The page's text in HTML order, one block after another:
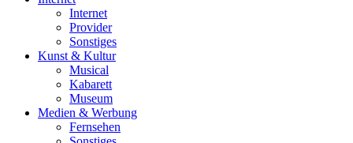
Internet
Provider
Sonstiges
Kunst & Kultur
Musical
Kabarett
Museum
Medien & Werbung
Fernsehen